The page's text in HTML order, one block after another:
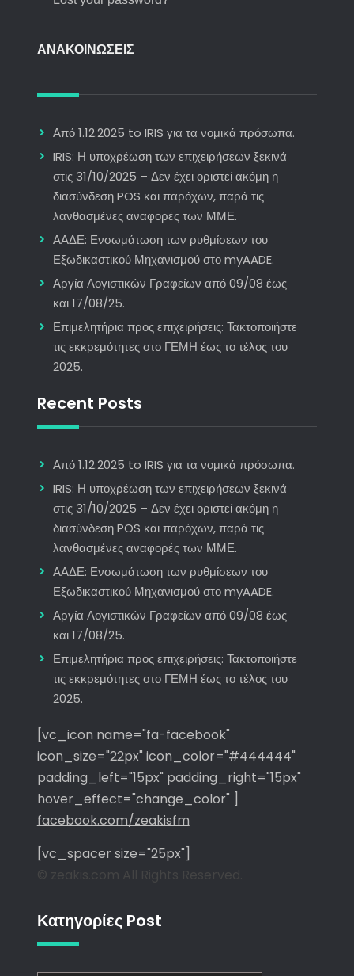
ΑΝΑΚΟΙΝΩΣΕΙΣ
Από 1.12.2025 to IRIS για τα νομικά πρόσωπα.
IRIS: Η υποχρέωση των επιχειρήσεων ξεκινά
στις 31/10/2025 – Δεν έχει οριστεί ακόμη η
διασύνδεση POS και παρόχων, παρά τις
λανθασμένες αναφορές των ΜΜΕ.
ΑΑΔΕ: Ενσωμάτωση των ρυθμίσεων του
Εξωδικαστικού Μηχανισμού στο myAADE.
Αργία Λογιστικών Γραφείων από 09/08 έως
και 17/08/25.
Επιμελητήρια προς επιχειρήσεις: Τακτοποιήστε
τις εκκρεμότητες στο ΓΕΜΗ έως το τέλος του
2025.
Recent Posts
Από 1.12.2025 to IRIS για τα νομικά πρόσωπα.
IRIS: Η υποχρέωση των επιχειρήσεων ξεκινά
στις 31/10/2025 – Δεν έχει οριστεί ακόμη η
διασύνδεση POS και παρόχων, παρά τις
λανθασμένες αναφορές των ΜΜΕ.
ΑΑΔΕ: Ενσωμάτωση των ρυθμίσεων του
Εξωδικαστικού Μηχανισμού στο myAADE.
Αργία Λογιστικών Γραφείων από 09/08 έως
και 17/08/25.
Επιμελητήρια προς επιχειρήσεις: Τακτοποιήστε
τις εκκρεμότητες στο ΓΕΜΗ έως το τέλος του
2025.
[vc_icon name="fa-facebook"
icon_size="22px" icon_color="#444444"
padding_left="15px" padding_right="15px"
hover_effect="change_color" ]
facebook.com/zeakisfm
[vc_spacer size="25px"]
© zeakis.com All Rights Reserved.
Κατηγορίες Post